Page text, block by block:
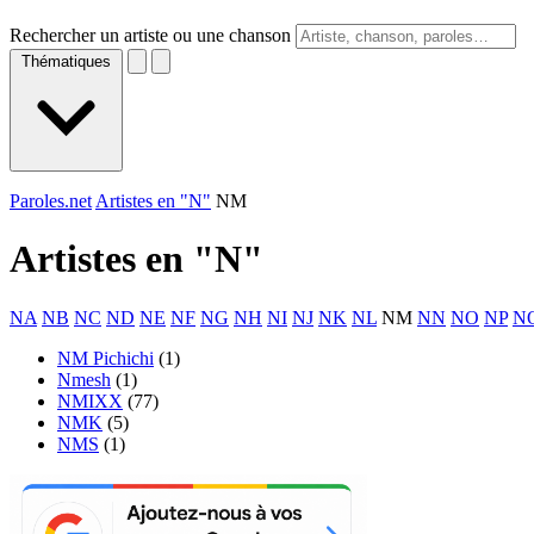
Rechercher un artiste ou une chanson
Thématiques
Paroles.net Artistes en "N" NM
Artistes en "N"
NA NB NC ND NE NF NG NH NI NJ NK NL NM NN NO NP
NM Pichichi (1)
Nmesh (1)
NMIXX (77)
NMK (5)
NMS (1)